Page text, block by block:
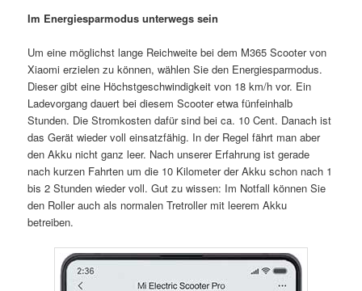
Im Energiesparmodus unterwegs sein
Um eine möglichst lange Reichweite bei dem M365 Scooter von
Xiaomi erzielen zu können, wählen Sie den Energiesparmodus.
Dieser gibt eine Höchstgeschwindigkeit von 18 km/h vor. Ein
Ladevorgang dauert bei diesem Scooter etwa fünfeinhalb
Stunden. Die Stromkosten dafür sind bei ca. 10 Cent. Danach ist
das Gerät wieder voll einsatzfähig. In der Regel fährt man aber
den Akku nicht ganz leer. Nach unserer Erfahrung ist gerade
nach kurzen Fahrten um die 10 Kilometer der Akku schon nach 1
bis 2 Stunden wieder voll. Gut zu wissen: Im Notfall können Sie
den Roller auch als normalen Tretroller mit leerem Akku
betreiben.